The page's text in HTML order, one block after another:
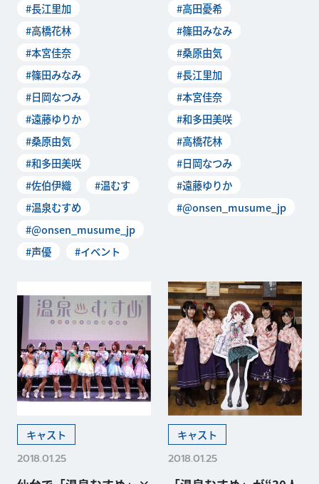
#長江里加
#高橋花林
#本宮佳奈
#篠田みなみ
#日岡なつみ
#遠藤ゆりか
#桑原由気
#和多田美咲
#佐伯伊織
#温むす
#温泉むすめ
#@onsen_musume_jp
#声優
#イベント
#高田憂希
#篠田みなみ
#桑原由気
#長江里加
#本宮佳奈
#和多田美咲
#高橋花林
#日岡なつみ
#遠藤ゆりか
#@onsen_musume_jp
キャスト
2018.01.25
キャスト
2018.01.25